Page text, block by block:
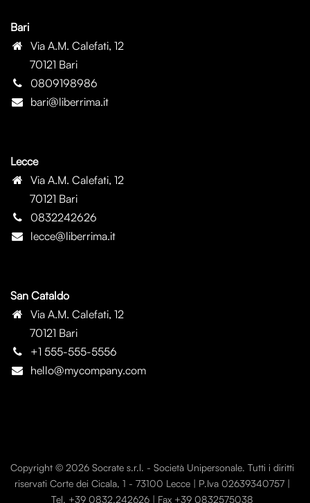
Bari
Via A.M. Calefati, 12
70121 Bari
0809198986
bari@liberrima.it
Lecce
Via A.M. Calefati, 12
70121 Bari
0832242626
lecce@liberrima.it
San Cataldo
Via A.M. Calefati, 12
70121 Bari
+1 555-555-5556
hello@mycompany.com
Copyright © 2026 Socrate s.r.l. - Società Unipersonale. Tutti i diritti
riservati Corte dei Cicala, 1 - 73100 Lecce | P.Iva 02639340757 |
Tel. +39 0832.242626 | Fax +39 0832575038